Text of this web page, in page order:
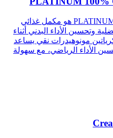
PLATINUM 100% CREATINE Monohydrate هو مكمل غذائي
وتحسين الأداء البدني أثناء
مونوهيدرات نقي يساعد
الأداء الرياضي، مع سهولة